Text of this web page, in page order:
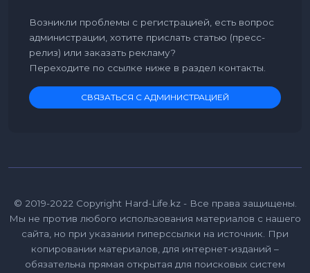
Возникли проблемы с регистрацией, есть вопрос
администрации, хотите прислать статью (пресс-
релиз) или заказать рекламу?
Переходите по ссылке ниже в раздел контакты.
СВЯЗАТЬСЯ С АДМИНИСТРАЦИЕЙ
© 2019-2022 Copyright Hard-Life.kz - Все права защищены.
Мы не против любого использования материалов с нашего
сайта, но при указании гиперссылки на источник. При
копировании материалов, для интернет-изданий –
обязательна прямая открытая для поисковых систем